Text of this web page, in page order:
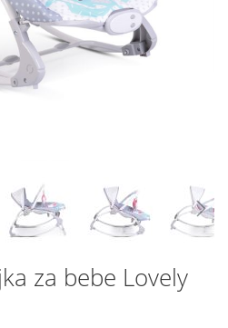
za bebe Lovely